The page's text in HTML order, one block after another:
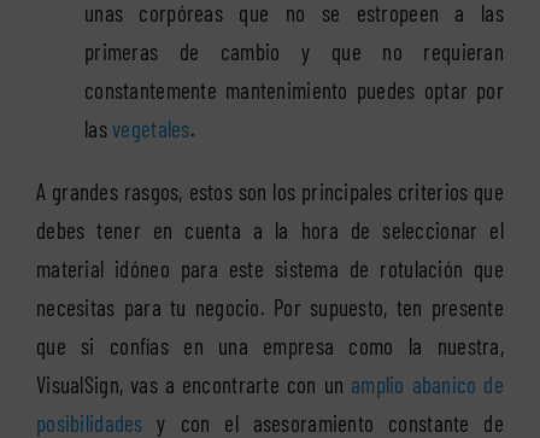
unas corpóreas que no se estropeen a las
primeras de cambio y que no requieran
constantemente mantenimiento puedes optar por
lasvegetales.
A grandes rasgos, estos son los principales criterios que
debes tener en cuenta a la hora de seleccionar el
material idóneo para este sistema de rotulación que
necesitas para tu negocio. Por supuesto, ten presente
que si confías en una empresa como la nuestra,
VisualSign, vas a encontrarte con un amplio abanico de
posibilidades y con el asesoramiento constante de